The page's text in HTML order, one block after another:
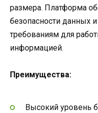
размера. Платформа
безопасности данных
требованиям для
информацией.
Преимущества:
Высокий уровень